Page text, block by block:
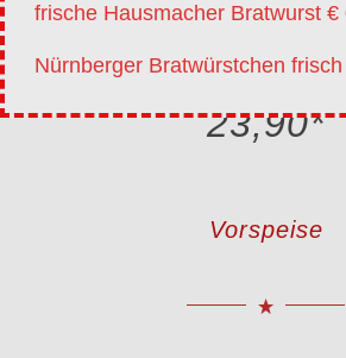
Vegetarisches
23,90*
Vorspeise
frische Hausmacher Bratwurst €
Nürnberger Bratwürstchen